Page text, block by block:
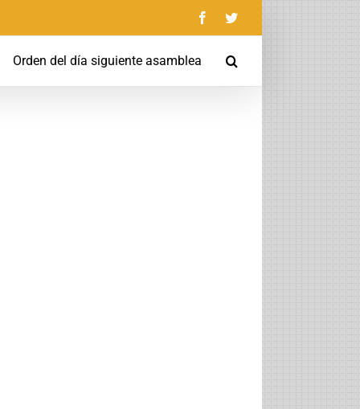
FacebookTwitter
Orden del día siguiente asamblea